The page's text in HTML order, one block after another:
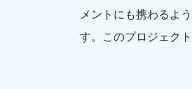
メントにも携わるよ
す。このプロジェク